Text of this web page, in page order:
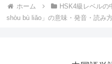
ホーム HSK4級レベルの
shòu bù liǎo」の意味・発音・読み